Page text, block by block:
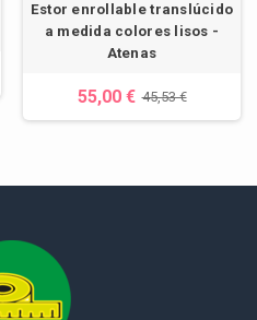
Estor enrollable translúcido
a medida colores lisos -
Atenas
55,00 € 45,53 €